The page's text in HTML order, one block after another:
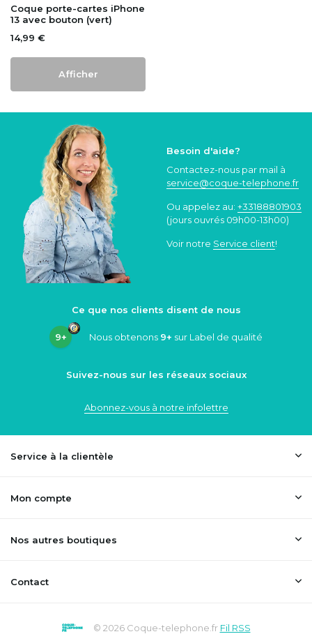
Coque porte-cartes iPhone
13 avec bouton (vert)
14,99 €
Afficher
Besoin d'aide?
Contactez-nous par mail à
service@coque-telephone.fr
Ou appelez au: +33188801903
(jours ouvrés 09h00-13h00)
Voir notre Service client!
Ce que nos clients disent de nous
9+ Nous obtenons 9+ sur Label de qualité
Suivez-nous sur les réseaux sociaux
Abonnez-vous à notre infolettre
Service à la clientèle
Mon compte
Nos autres boutiques
Contact
© 2026 Coque-telephone.fr Fil RSS